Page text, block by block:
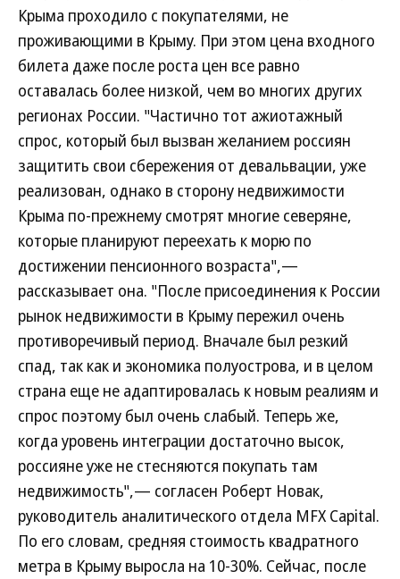
Крыма проходило с покупателями, не
проживающими в Крыму. При этом цена входного
билета даже после роста цен все равно
оставалась более низкой, чем во многих других
регионах России. "Частично тот ажиотажный
спрос, который был вызван желанием россиян
защитить свои сбережения от девальвации, уже
реализован, однако в сторону недвижимости
Крыма по-прежнему смотрят многие северяне,
которые планируют переехать к морю по
достижении пенсионного возраста",—
рассказывает она. "После присоединения к России
рынок недвижимости в Крыму пережил очень
противоречивый период. Вначале был резкий
спад, так как и экономика полуострова, и в целом
страна еще не адаптировалась к новым реалиям и
спрос поэтому был очень слабый. Теперь же,
когда уровень интеграции достаточно высок,
россияне уже не стесняются покупать там
недвижимость",— согласен Роберт Новак,
руководитель аналитического отдела MFX Capital.
По его словам, средняя стоимость квадратного
метра в Крыму выросла на 10-30%. Сейчас, после